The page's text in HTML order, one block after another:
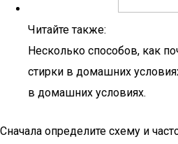
Читайте также:
Несколько способов, как
стирки в домашних
в домашних условиях.
Сначала определите схему и